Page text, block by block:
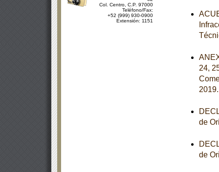
Col. Centro, C.P. 97000
Teléfono/Fax:
+52 (999) 930-0900
Extensión: 1151
24,
de
de